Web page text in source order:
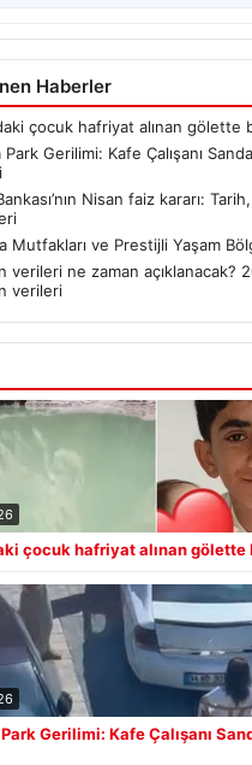
Haberler
çocuk hafriyat alınan gölette
Park Gerilimi: Kafe Çalışanı
Nisan faiz kararı:
Mutfakları ve Prestijli Yaşam
verileri ne zaman açıklanacak?
verileri
çocuk hafriyat alınan gölette
Park Gerilimi: Kafe Çalışanı